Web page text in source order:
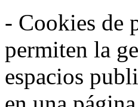
- Cookies de
permiten la
espacios